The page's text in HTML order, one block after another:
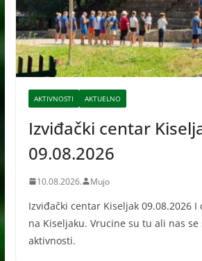
AKTIVNOSTI AKTUELNO
Izviđački centar
09.08.2026
10.08.2026. Mujo
Izviđački centar Kiseljak 09.08.2026
na Kiseljaku. Vrucine su tu ali nas se
aktivnosti.